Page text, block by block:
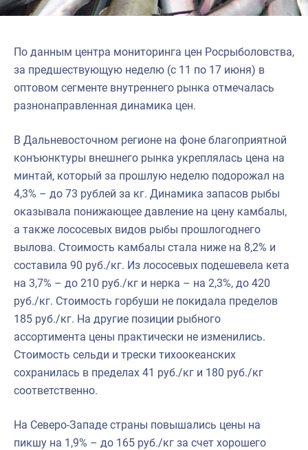
По данным центра мониторинга цен Росрыболовства,
за предшествующую неделю (с 11 по 17 июня) в
оптовом сегменте внутреннего рынка отмечалась
разнонаправленная динамика цен.
В Дальневосточном регионе на фоне благоприятной
конъюнктуры внешнего рынка укреплялась цена на
минтай, который за прошлую неделю подорожал на
4,3% – до 73 рублей за кг. Динамика запасов рыбы
оказывала понижающее давление на цену камбалы,
а также лососевых видов рыбы прошлогоднего
вылова. Стоимость камбалы стала ниже на 8,2% и
составила 90 руб./кг. Из лососевых подешевела кета
на 3,7% – до 210 руб./кг и нерка – на 2,3%, до 420
руб./кг. Стоимость горбуши не покидала пределов
185 руб./кг. На другие позиции рыбного
ассортимента цены практически не изменились.
Стоимость сельди и трески тихоокеанских
сохранилась в пределах 41 руб./кг и 180 руб./кг
соответственно.
На Северо-Западе страны повышались цены на
пикшу на 1,9% – до 165 руб./кг за счет хорошего